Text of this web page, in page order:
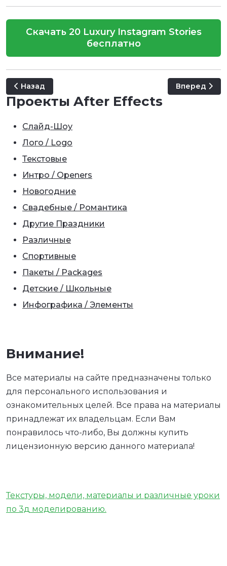
Скачать 20 Luxury Instagram Stories
бесплатно
Предыдущий: Mr. Mustache - Character Animation Kit
Назад Следующий:
Вперед
Проекты After Effects
Слайд-Шоу
Лого / Logo
Текстовые
Интро / Openers
Новогодние
Свадебные / Романтика
Другие Праздники
Различные
Спортивные
Пакеты / Packages
Детские / Школьные
Инфографика / Элементы
Внимание!
Все материалы на сайте предназначены только
для персонального использования и
ознакомительных целей. Все права на материалы
принадлежат их владельцам. Если Вам
понравилось что-либо, Вы должны купить
лицензионную версию данного материала!
Текстуры, модели, материалы и различные уроки
по 3д моделированию.